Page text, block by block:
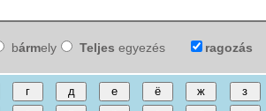
bármely Teljes egyezés ragozás